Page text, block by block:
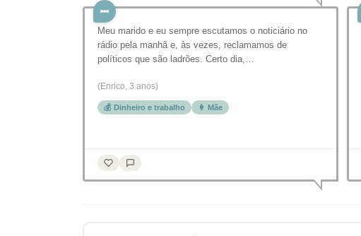
Meu marido e eu sempre escutamos o noticiário no
rádio pela manhã e, às vezes, reclamamos de
políticos que são ladrões. Certo dia,…
(Enrico, 3 anos)
💰 Dinheiro e trabalho 👩 Mãe